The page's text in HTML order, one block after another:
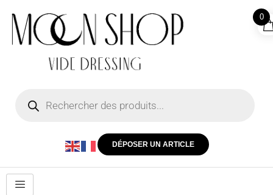
DÉPOSER UN ARTICLE
0